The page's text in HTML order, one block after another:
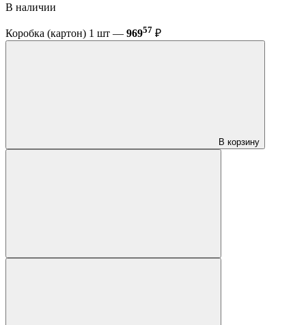
В наличии
Коробка (картон) 1 шт — 96957 ₽
В корзину